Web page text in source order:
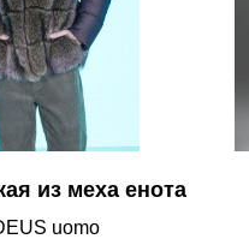
из меха енота
uomo